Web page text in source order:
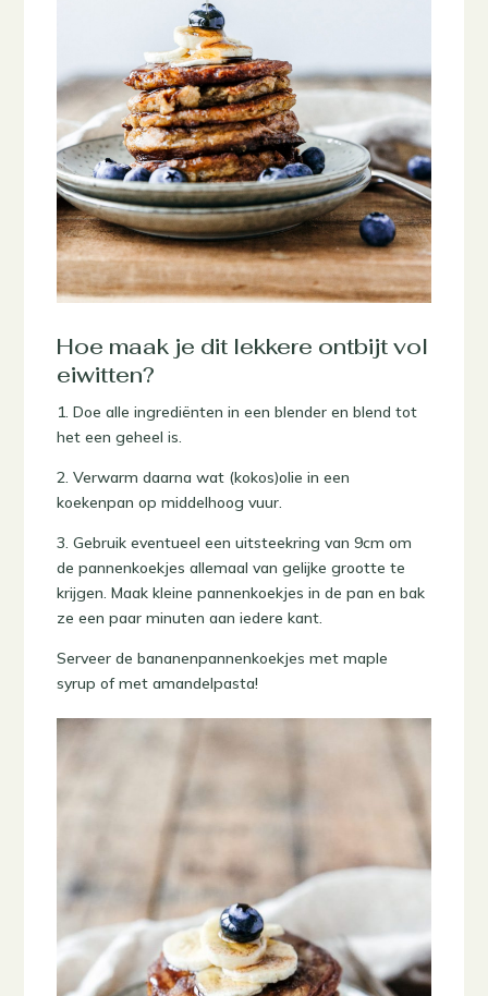
Hoe maak je dit lekkere ontbijt vol
eiwitten?
1. Doe alle ingrediënten in een blender en blend tot
het een geheel is.
2. Verwarm daarna wat (kokos)olie in een
koekenpan op middelhoog vuur.
3. Gebruik eventueel een uitsteekring van 9cm om
de pannenkoekjes allemaal van gelijke grootte te
krijgen. Maak kleine pannenkoekjes in de pan en bak
ze een paar minuten aan iedere kant.
Serveer de bananenpannenkoekjes met maple
syrup of met amandelpasta!